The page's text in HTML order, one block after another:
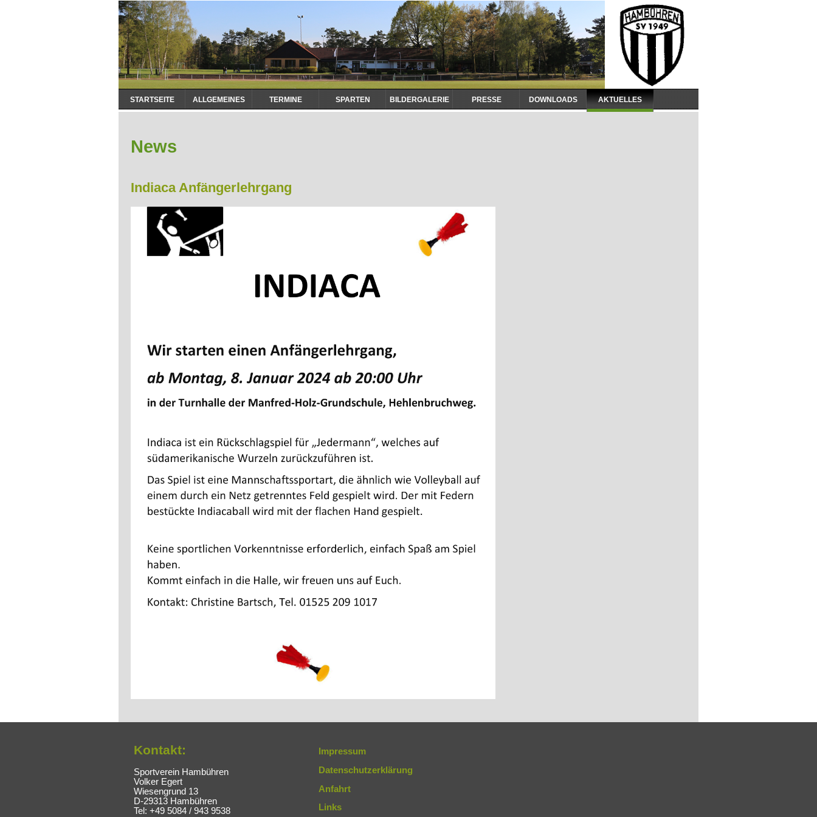
Navigation
überspringen
STARTSEITE ALLGEMEINES TERMINE SPARTEN BILDERGALERIE PRESSE DOWNLOADS AKTUELLES
News
Indiaca Anfängerlehrgang
Kontakt:
Sportverein Hambühren
Volker Egert
Wiesengrund 13
D-29313 Hambühren
Tel: +49 5084 / 943 9538
Impressum
Datenschutzerklärung
Anfahrt
Links